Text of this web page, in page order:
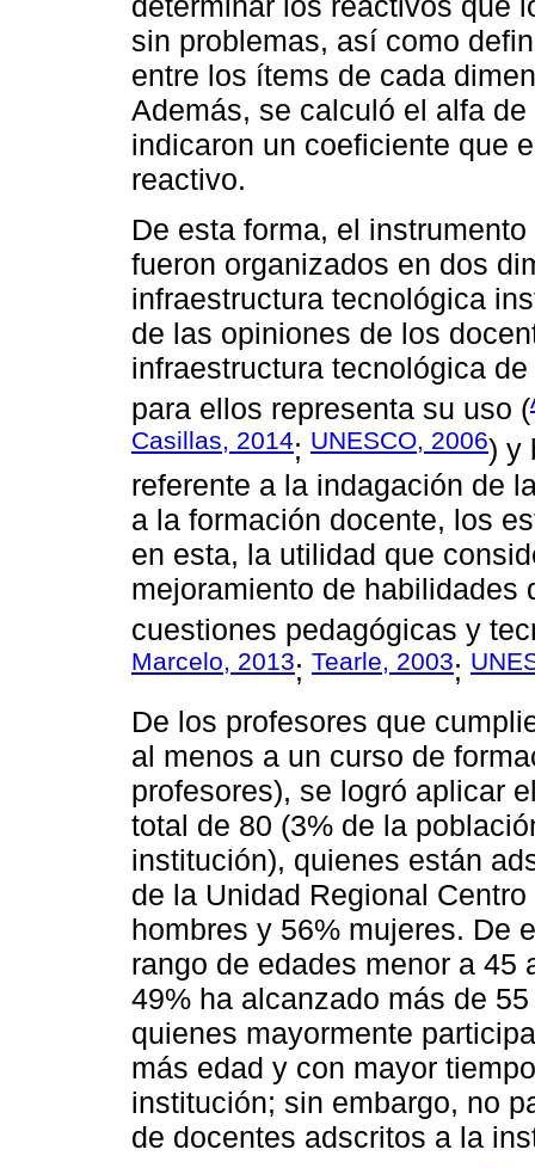
sin problemas, así como
entre los ítems de cada
Además, se calculó el alfa
indicaron un coeficiente que
reactivo.
De esta forma, el
fueron organizados en dos
infraestructura tecnológica
de las opiniones de los
infraestructura tecnológica
para ellos representa su uso (
Casillas, 2014; UNESCO, 2006) y
referente a la indagación de
a la formación docente, los
en esta, la utilidad que
mejoramiento de habilidades
cuestiones pedagógicas y
Marcelo, 2013; Tearle, 2003;
De los profesores que
al menos a un curso de
profesores), se logró aplicar
total de 80 (3% de la
institución), quienes están
de la Unidad Regional
hombres y 56% mujeres. De
rango de edades menor a 45
49% ha alcanzado más de
quienes mayormente
más edad y con mayor
institución; sin embargo, no
de docentes adscritos a la